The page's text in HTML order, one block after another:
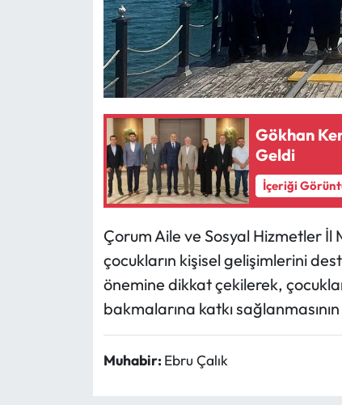
Gökhan
Geldi
İçeriği
Çorum Aile ve Sosyal Hizmetler
çocukların kişisel gelişimlerini
önemine dikkat çekilerek,
bakmalarına katkı
Muhabir: Ebru Çalık
Sungurlu Haberleri
Uğurludağ Haberleri
Yayla Haber
Yemek Tarifleri
Yerel Haberler